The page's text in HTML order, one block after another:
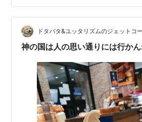
年1月に閉店」との事。1年前の話⁉︎…
それでは、と「ららぽーと横浜閉店
てきた検索結果を見てみると、ららぽ
いたテナントが撤退する…
ドタバタ&ユッタリズムのジェットコ
神の国は人の思い通りには行か